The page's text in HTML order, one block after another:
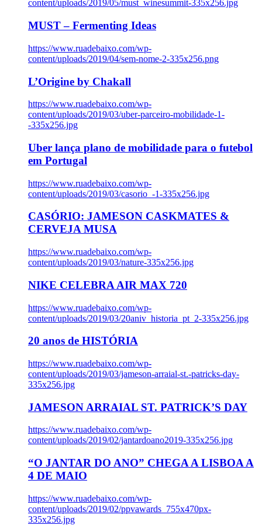
content/uploads/2019/05/must_winesummit-335x256.jpg
MUST – Fermenting Ideas
https://www.ruadebaixo.com/wp-
content/uploads/2019/04/sem-nome-2-335x256.png
L’Origine by Chakall
https://www.ruadebaixo.com/wp-
content/uploads/2019/03/uber-parceiro-mobilidade-1-
-335x256.jpg
Uber lança plano de mobilidade para o futebol
em Portugal
https://www.ruadebaixo.com/wp-
content/uploads/2019/03/casorio_-1-335x256.jpg
CASÓRIO: JAMESON CASKMATES &
CERVEJA MUSA
https://www.ruadebaixo.com/wp-
content/uploads/2019/03/nature-335x256.jpg
NIKE CELEBRA AIR MAX 720
https://www.ruadebaixo.com/wp-
content/uploads/2019/03/20aniv_historia_pt_2-335x256.jpg
20 anos de HISTÓRIA
https://www.ruadebaixo.com/wp-
content/uploads/2019/03/jameson-arraial-st.-patricks-day-
335x256.jpg
JAMESON ARRAIAL ST. PATRICK’S DAY
https://www.ruadebaixo.com/wp-
content/uploads/2019/02/jantardoano2019-335x256.jpg
“O JANTAR DO ANO” CHEGA A LISBOA A
4 DE MAIO
https://www.ruadebaixo.com/wp-
content/uploads/2019/02/ppvawards_755x470px-
335x256.jpg